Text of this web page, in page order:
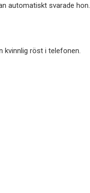
automatiskt svarade hon.
kvinnlig röst i telefonen.